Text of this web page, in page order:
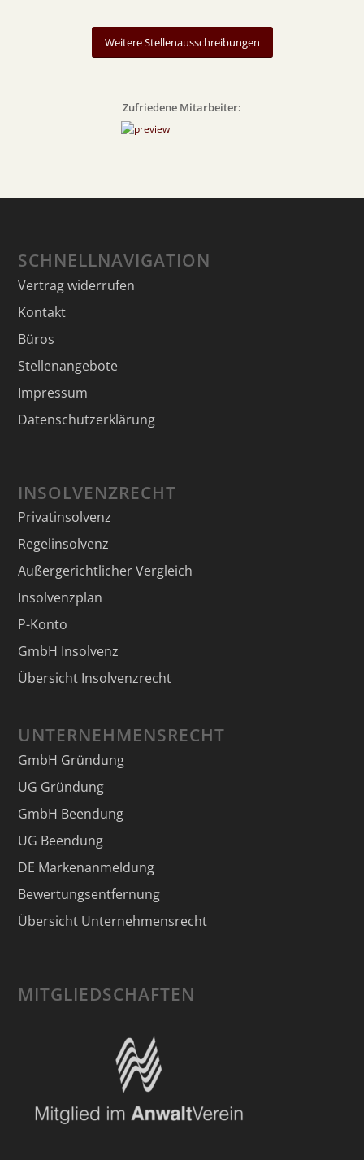
Weitere Stellenausschreibungen
Zufriedene Mitarbeiter:
SCHNELLNAVIGATION
Vertrag widerrufen
Kontakt
Büros
Stellenangebote
Impressum
Datenschutzerklärung
INSOLVENZRECHT
Privatinsolvenz
Regelinsolvenz
Außergerichtlicher Vergleich
Insolvenzplan
P-Konto
GmbH Insolvenz
Übersicht Insolvenzrecht
UNTERNEHMENSRECHT
GmbH Gründung
UG Gründung
GmbH Beendung
UG Beendung
DE Markenanmeldung
Bewertungsentfernung
Übersicht Unternehmensrecht
MITGLIEDSCHAFTEN